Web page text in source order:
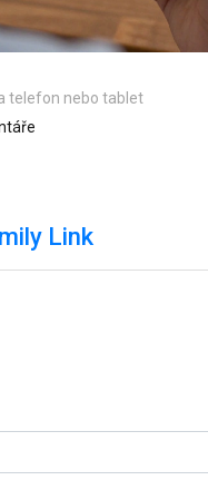
telefon nebo tablet
Link